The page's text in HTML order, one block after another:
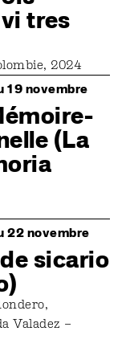
tres
2024
19 novembre
(La
22 novembre
sicario
Valadez –